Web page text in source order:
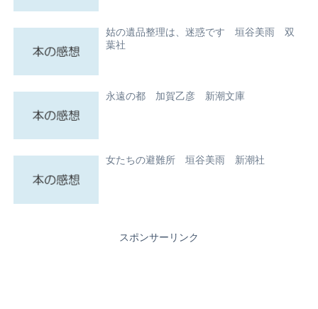
姑の遺品整理は、迷惑です 垣谷美雨 双
葉社
永遠の都 加賀乙彦 新潮文庫
女たちの避難所 垣谷美雨 新潮社
スポンサーリンク